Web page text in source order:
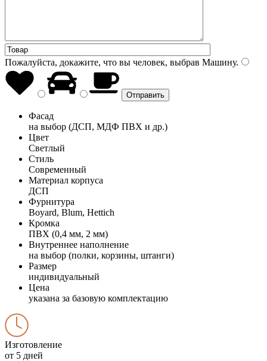
Пожалуйста, докажите, что вы человек, выбрав Машину.
Фасад
на выбор (ДСП, МДФ ПВХ и др.)
Цвет
Светлый
Стиль
Современный
Материал корпуса
ДСП
Фурнитура
Boyard, Blum, Hettich
Кромка
ПВХ (0,4 мм, 2 мм)
Внутреннее наполнение
на выбор (полки, корзины, штанги)
Размер
индивидуальный
Цена
указана за базовую комплектацию
Изготовление
от 5 дней